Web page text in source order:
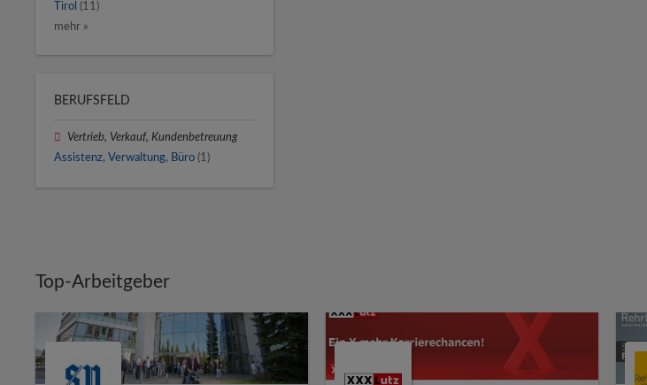
Tirol (11)
mehr »
BERUFSFELD
Vertrieb, Verkauf, Kundenbetreuung
Assistenz, Verwaltung, Büro (1)
Top-Arbeitgeber